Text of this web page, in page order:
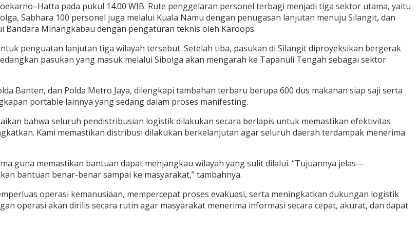
pada pukul 14.00 WIB. Rute penggelaran personel terbagi menjadi tiga sektor utama, yaitu
Sabhara 100 personel juga melalui Kuala Namu dengan penugasan lanjutan menuju Silangit, dan
Minangkabau dengan pengaturan teknis oleh Karoops.
penguatan lanjutan tiga wilayah tersebut. Setelah tiba, pasukan di Silangit diproyeksikan bergerak
pasukan yang masuk melalui Sibolga akan mengarah ke Tapanuli Tengah sebagai sektor
Banten, dan Polda Metro Jaya, dilengkapi tambahan terbaru berupa 600 dus makanan siap saji serta
portable lainnya yang sedang dalam proses manifesting.
bahwa seluruh pendistribusian logistik dilakukan secara berlapis untuk memastikan efektivitas
Kami memastikan distribusi dilakukan berkelanjutan agar seluruh daerah terdampak menerima
guna memastikan bantuan dapat menjangkau wilayah yang sulit dilalui. “Tujuannya jelas—
bantuan benar-benar sampai ke masyarakat,” tambahnya.
operasi kemanusiaan, mempercepat proses evakuasi, serta meningkatkan dukungan logistik
operasi akan dirilis secara rutin agar masyarakat menerima informasi secara cepat, akurat, dan dapat